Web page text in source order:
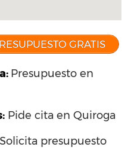
GRATIS
Presupuesto en
: Pide cita en Quiroga
Solicita presupuesto